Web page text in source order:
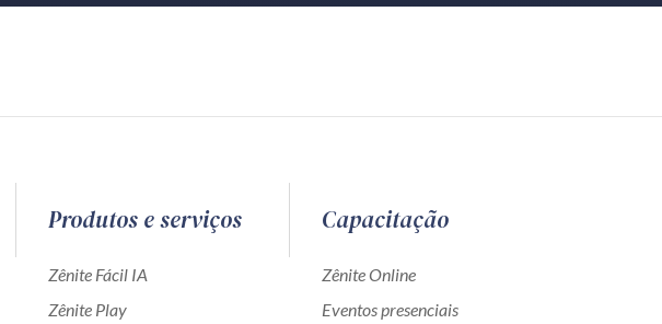
Produtos e serviços
Zênite Fácil IA
Zênite Play
Capacitação
Zênite Online
Eventos presenciais